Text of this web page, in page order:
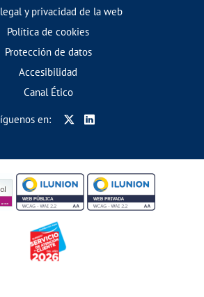
y privacidad de la web
Política de cookies
Protección de datos
Accesibilidad
Canal Ético
en: